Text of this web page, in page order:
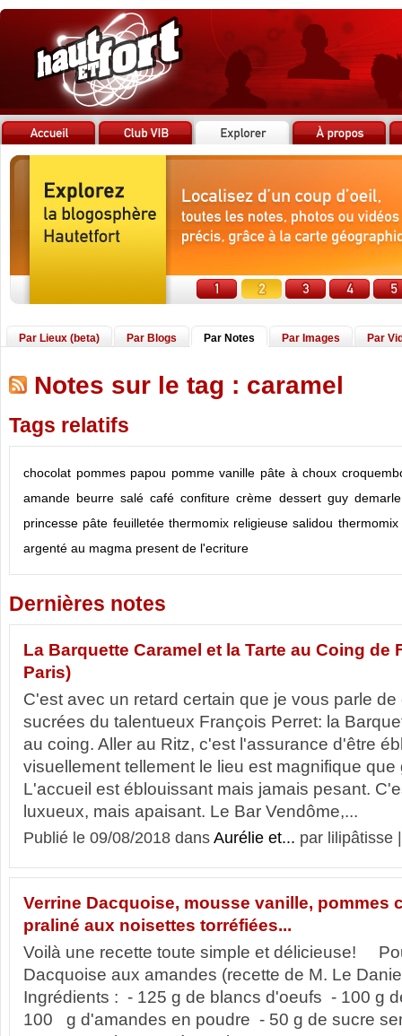
Par Lieux (beta) Par Blogs Par Notes Par Images Par
Notes sur le tag : caramel
Tags relatifs
chocolat pommes papou pomme vanille pâte à choux
amande beurre salé café confiture crème dessert guy demarle
princesse pâte feuilletée thermomix religieuse salidou thermomix
argenté au magma present de l'ecriture
Dernières notes
La Barquette Caramel et la Tarte au Coing de
Paris)
C'est avec un retard certain que je vous parle
sucrées du talentueux François Perret: la
au coing. Aller au Ritz, c'est l'assurance d'être
visuellement tellement le lieu est magnifique que
L'accueil est éblouissant mais jamais pesant.
luxueux, mais apaisant. Le Bar Vendôme,...
Publié le 09/08/2018 dans Aurélie et... par lilipâtisse
Verrine Dacquoise, mousse vanille, pommes
praliné aux noisettes torréfiées...
Voilà une recette toute simple et délicieuse!
Dacquoise aux amandes (recette de M. Le
Ingrédients : - 125 g de blancs d'oeufs - 100 g
100 g d'amandes en poudre - 50 g de sucre